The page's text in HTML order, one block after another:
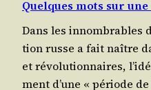
Quelques mots sur
Dans les innom­brables
tion russe a fait naître
et révo­lu­tion­naires,
ment d’une « période